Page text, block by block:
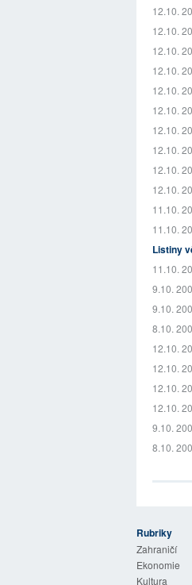
12.10.
12.10.
12.10.
12.10.
12.10.
12.10.
12.10.
12.10.
12.10.
12.10.
11.10.
11.10.
Listiny
11.10.
9.10.
9.10.
8.10.
12.10.
12.10.
12.10.
12.10.
9.10.
8.10.
Rubriky
Zahraničí
Ekonomie
Kultura